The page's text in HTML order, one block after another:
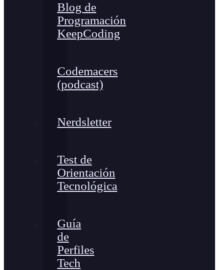
Blog de
Programación
KeepCoding
Codemacers
(podcast)
Nerdsletter
Test de
Orientación
Tecnológica
Guía
de
Perfiles
Tech